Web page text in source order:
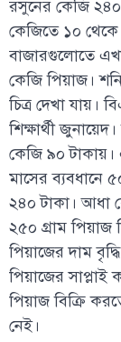
রসুনের কেজি
কেজিতে ১০ থেকে
বাজারগুলোতে
কেজি পিয়াজ।
চিত্র দেখা যায়।
শিক্ষার্থী
কেজি ৯০
মাসের ব্যবধানে
২৪০ টাকা। আধা
২৫০ গ্রাম পিয়াজ
পিয়াজের দাম
পিয়াজের
পিয়াজ বিক্রি
নেই।